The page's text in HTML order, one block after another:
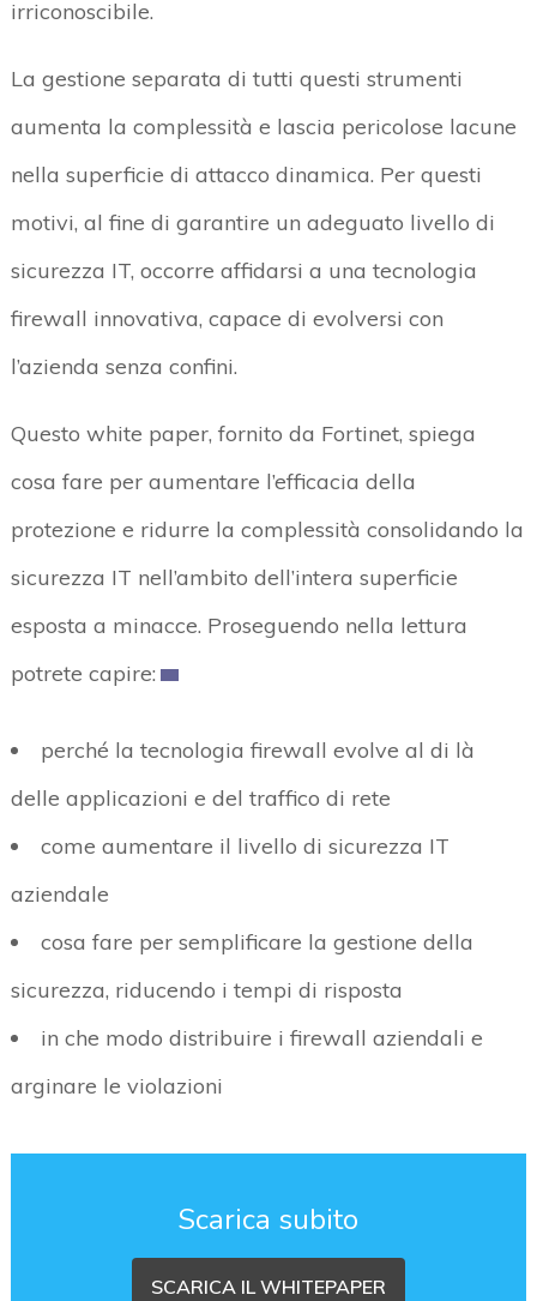
irriconoscibile.
La gestione separata di tutti questi strumenti
aumenta la complessità e lascia pericolose lacune
nella superficie di attacco dinamica. Per questi
motivi, al fine di garantire un adeguato livello di
sicurezza IT, occorre affidarsi a una tecnologia
firewall innovativa, capace di evolversi con
l’azienda senza confini.
Questo white paper, fornito da Fortinet, spiega
cosa fare per aumentare l’efficacia della
protezione e ridurre la complessità consolidando la
sicurezza IT nell’ambito dell’intera superficie
esposta a minacce. Proseguendo nella lettura
potrete capire:
perché la tecnologia firewall evolve al di là
delle applicazioni e del traffico di rete
come aumentare il livello di sicurezza IT
aziendale
cosa fare per semplificare la gestione della
sicurezza, riducendo i tempi di risposta
in che modo distribuire i firewall aziendali e
arginare le violazioni
Scarica subito
SCARICA IL WHITEPAPER